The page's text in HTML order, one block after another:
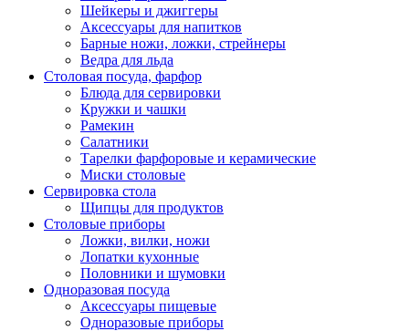
Шейкеры и джиггеры
Аксессуары для напитков
Барные ножи, ложки, стрейнеры
Ведра для льда
Столовая посуда, фарфор
Блюда для сервировки
Кружки и чашки
Рамекин
Салатники
Тарелки фарфоровые и керамические
Миски столовые
Сервировка стола
Щипцы для продуктов
Столовые приборы
Ложки, вилки, ножи
Лопатки кухонные
Половники и шумовки
Одноразовая посуда
Аксессуары пищевые
Одноразовые приборы